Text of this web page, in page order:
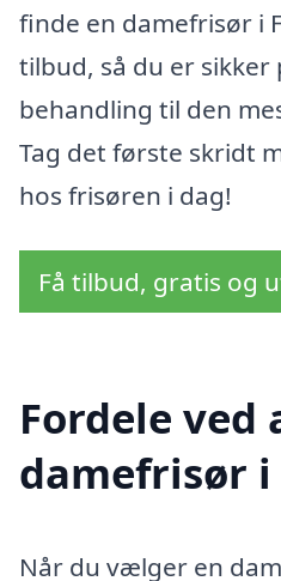
finde en damefrisør i
tilbud, så du er sikker
behandling til den
Tag det første skridt
hos frisøren i dag!
Få tilbud, gratis og
Fordele
damefrisør i
Når du vælger en